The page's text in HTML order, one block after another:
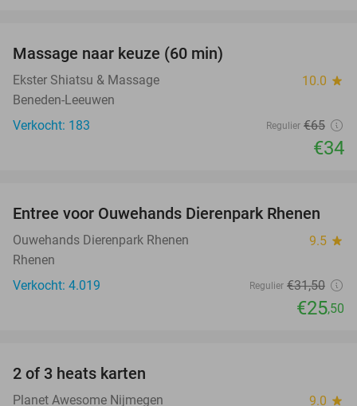
Massage naar keuze (60 min)
Ekster Shiatsu & Massage 10.0 star
Beneden-Leeuwen
Verkocht: 183
Regulier €65
€34
19%
Entree voor Ouwehands Dierenpark Rhenen
Ouwehands Dierenpark Rhenen 9.5 star
Rhenen
Verkocht: 4.019
Regulier €31,50
€25,50
2 of 3 heats karten
Planet Awesome Nijmegen 9.0 star